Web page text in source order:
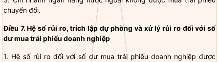
chuyển đổi.
Điều 7. Hệ số rủi ro, trích lập dự phòng và xử lý rủi ro đối với số
dư muatrái phiếu doanh nghiệp
1. Hệ số rủi ro đối với số dư mua trái phiếu doanh nghiệp được